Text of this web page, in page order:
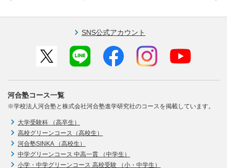
SNS公式アカウント
河合塾コース一覧
※学校法人河合塾と株式会社河合塾進学研究社のコースを掲載しています。
大学受験科 （高卒生）
高校グリーンコース（高校生）
河合塾SINKA （高校生）
中学グリーンコース 中高一貫 （中学生）
小学・中学グリーンコース 高校受験 （小・中学生）